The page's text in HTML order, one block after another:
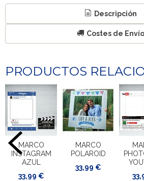
Descripción
Costes de Envío
PRODUCTOS
MARCO
INSTAGRAM
AZUL
33,99 €
MARCO
POLAROID
33,99 €